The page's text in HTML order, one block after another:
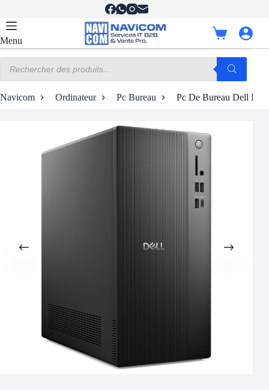
contenu
Menu
Panier
d’achat
produits
Navicom Ordinateur Pc Bureau Pc De Bureau Dell Pro